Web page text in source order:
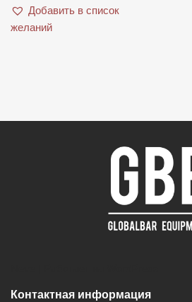
Добавить в список
желаний
Контактная информация